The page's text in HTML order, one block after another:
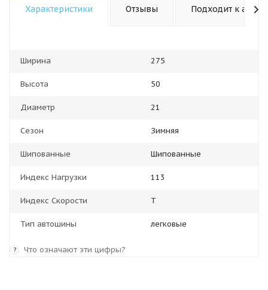
Характеристики Отзывы Подходит к авто
Ширина 275
Высота 50
Диаметр 21
Сезон Зимняя
Шипованные Шипованные
Индекс Нагрузки 113
Индекс Скорости T
Тип автошины легковые
? Что означают эти цифры?